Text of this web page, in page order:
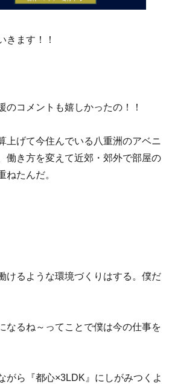
ます！！
コメントも嬉しかったの！！
上げて今住んでいる八重洲のアベニ
働き方を変えて近郊・郊外で部屋の
たんだ。
けるような環境づくりはする。僕だ
なるね～ってことで僕は今の仕事を
がら『都心×3LDK』にしがみつくよ